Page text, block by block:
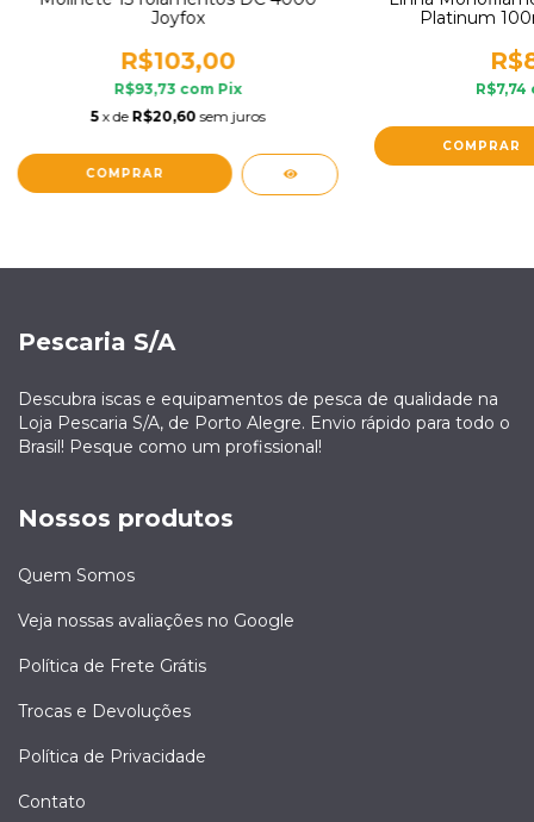
Joyfox
R$103,00
R$93,73 com Pix
5 x de R$20,60 sem juros
Platinum
R$7,74
COMPRAR
Pescaria S/A
Descubra iscas e equipamentos de pesca de qualidade na
Loja Pescaria S/A, de Porto Alegre. Envio rápido para todo o
Brasil! Pesque como um profissional!
Nossos produtos
Quem Somos
Veja nossas avaliações no Google
Política de Frete Grátis
Trocas e Devoluções
Política de Privacidade
Contato